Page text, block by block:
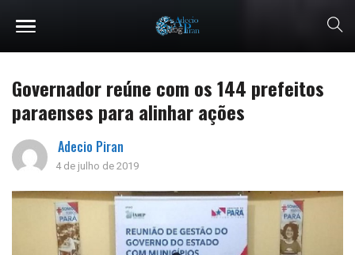
Governador reúne com os 144 prefeitos
paraenses para alinhar ações
Adecio Piran
4 de julho de 2019